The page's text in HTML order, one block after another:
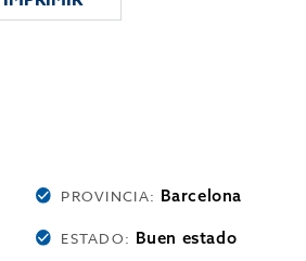
PROVINCIA: Barcelona
ESTADO: Buen estado